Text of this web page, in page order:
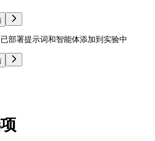
部署提示词和智能体添加到实验中